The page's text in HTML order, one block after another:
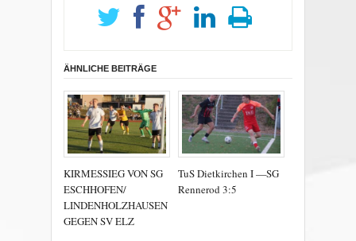
ÄHNLICHE BEITRÄGE
KIRMESSIEG VON SG
ESCHHOFEN/
LINDENHOLZHAUSEN
GEGEN SV ELZ
TuS Dietkirchen I —SG
Rennerod 3:5